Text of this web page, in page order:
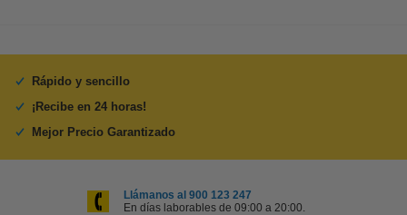
Rápido y sencillo
¡Recibe en 24 horas!
Mejor Precio Garantizado
Llámanos al 900 123 247
En días laborables de 09:00 a 20:00.